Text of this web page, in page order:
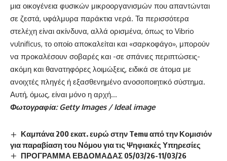
μια οικογένεια φυσικών μικροοργανισμών που απαντώνται
σε ζεστά, υφάλμυρα παράκτια νερά. Τα περισσότερα
στελέχη είναι ακίνδυνα, αλλά ορισμένα, όπως το Vibrio
vulnificus, το οποίο αποκαλείται και «σαρκοφάγο», μπορούν
να προκαλέσουν σοβαρές και -σε σπάνιες περιπτώσεις-
ακόμη και θανατηφόρες λοιμώξεις, ειδικά σε άτομα με
ανοιχτές πληγές ή εξασθενημένο ανοσοποιητικό σύστημα.
Αυτή, όμως, είναι μόνο η αρχή…
Φωτογραφία: Getty Images / Ideal image
Καμπάνα 200 εκατ. ευρώ στην Temu από την Κομισιόν
για παραβίαση του Νόμου για τις Ψηφιακές Υπηρεσίες
ΠΡΟΓΡΑΜΜΑ ΕΒΔΟΜΑΔΑΣ 05/03/26-11/03/26